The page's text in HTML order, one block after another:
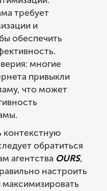
требует
и
обеспечить
многие
привыкли
что может
контекстную
обратиться
агентства OURS,
настроить